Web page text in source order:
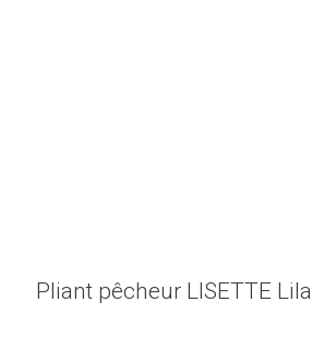
Pliant pêcheur LISETTE Lila